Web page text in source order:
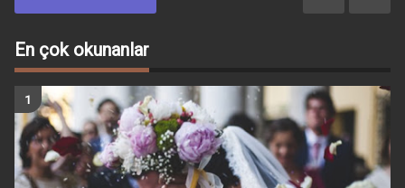
En çok okunanlar